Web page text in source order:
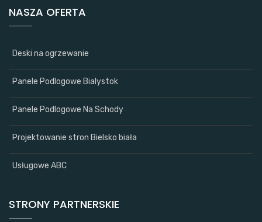
NASZA OFERTA
Deski na ogrzewanie
Panele Podlogowe Bialystok
Panele Podlogowe Na Schody
Projektowanie stron Bielsko biała
Usługowe ABC
STRONY PARTNERSKIE